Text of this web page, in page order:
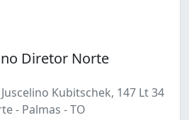
Diretor Norte
Kubitschek, 147 Lt 34
- Palmas - TO